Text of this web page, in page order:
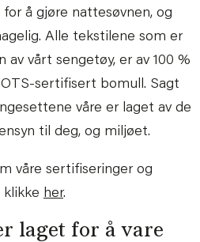
å gjøre nattesøvnen, og
Alle tekstilene som er
vårt sengetøy, er av 100 %
sertifisert bomull. Sagt
våre er laget av de
til deg, og miljøet.
våre sertifiseringer og
klikke her.
laget for å vare